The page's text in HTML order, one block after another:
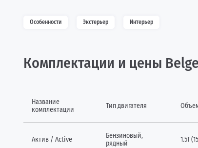
Особенности Экстерьер Интерьер
Комплектации и цены
Название
комплектации
Тип двигателя
Актив / Active
Бензиновый,
рядный
1.5T